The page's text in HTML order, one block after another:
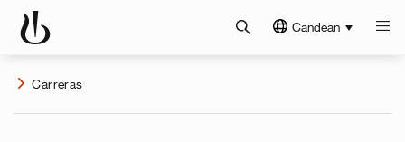
Candean
Carreras